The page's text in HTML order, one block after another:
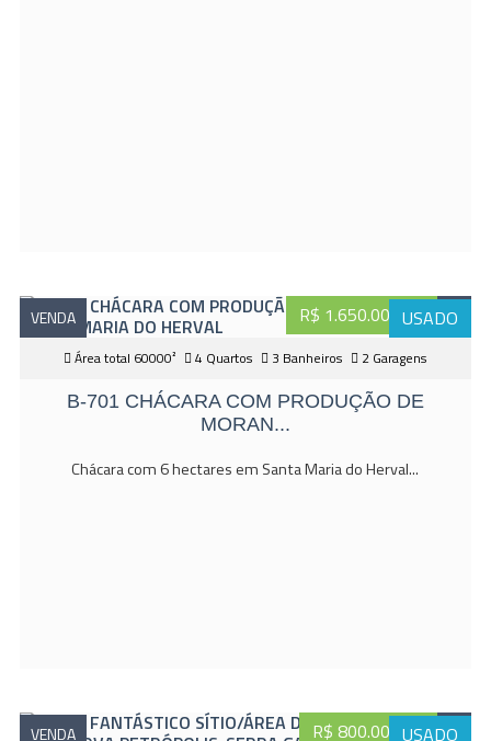
USADO
R$ 1.650.000,00
VENDA
Área total 60000² 4 Quartos 3 Banheiros 2 Garagens
B-701 CHÁCARA COM PRODUÇÃO DE
MORAN...
Chácara com 6 hectares em Santa Maria do Herval...
USADO
R$ 800.000,00
VENDA